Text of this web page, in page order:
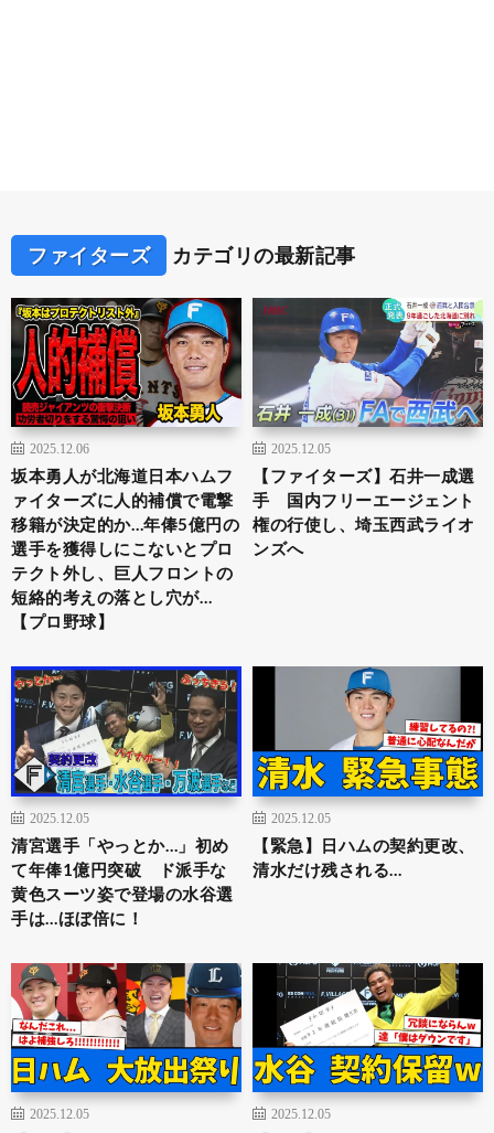
ファイターズ カテゴリの最新記事
2025.12.06
坂本勇人が北海道日本ハムフ
ァイターズに人的補償で電撃
移籍が決定的か…年俸5億円の
選手を獲得しにこないとプロ
テクト外し、巨人フロントの
短絡的考えの落とし穴が…
【プロ野球】
2025.12.05
【ファイターズ】石井一成選
手 国内フリーエージェント
権の行使し、埼玉西武ライオ
ンズへ
2025.12.05
清宮選手「やっとか…」初め
て年俸1億円突破 ド派手な
黄色スーツ姿で登場の水谷選
手は…ほぼ倍に！
2025.12.05
【緊急】日ハムの契約更改、
清水だけ残される…
2025.12.05 2025.12.05